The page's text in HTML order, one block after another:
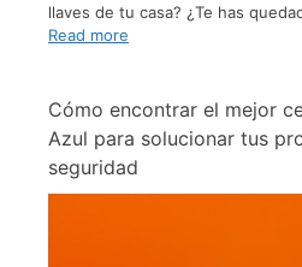
llaves de tu casa? ¿Te has
Read more
Cómo encontrar el mejor
Azul para solucionar tus
seguridad